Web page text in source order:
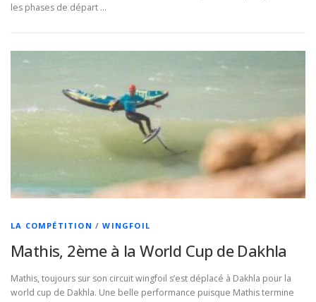
les phases de départ …
LA COMPÉTITION /WINGFOIL
Mathis, 2ème à la World Cup de Dakhla
Mathis, toujours sur son circuit wingfoil s’est déplacé à Dakhla pour la
world cup de Dakhla. Une belle performance puisque Mathis termine